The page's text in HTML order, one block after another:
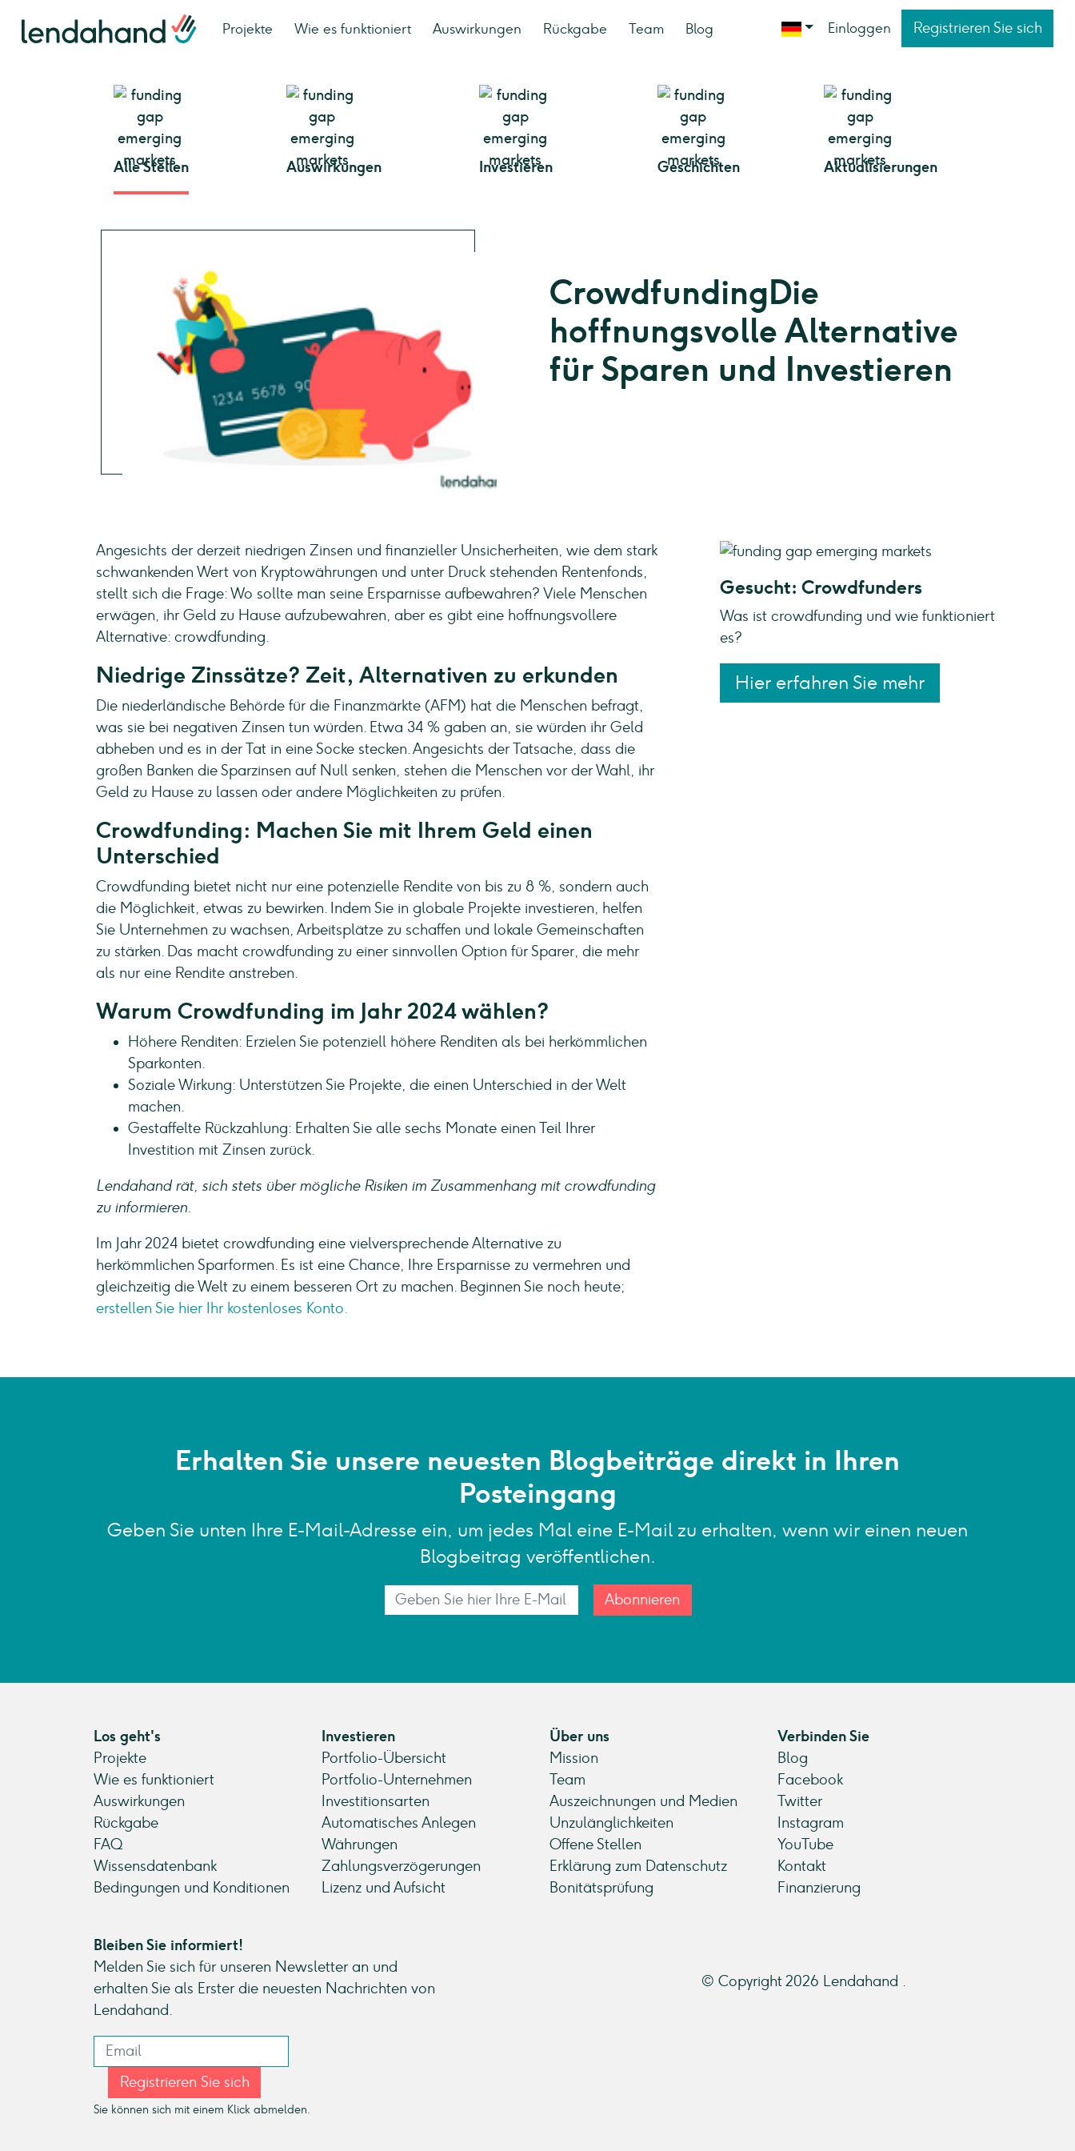
Projekte Wie es funktioniert Auswirkungen Rückgabe Team Blog Einloggen Registrieren Sie sich
Alle Stellen Auswirkungen Investieren Geschichten Aktualisierungen
CrowdfundingDie
hoffnungsvolle Alternative
für Sparen und Investieren
Angesichts der derzeit niedrigen Zinsen und finanzieller Unsicherheiten, wie dem stark
schwankenden Wert von Kryptowährungen und unter Druck stehenden Rentenfonds,
stellt sich die Frage: Wo sollte man seine Ersparnisse aufbewahren? Viele Menschen
erwägen, ihr Geld zu Hause aufzubewahren, aber es gibt eine hoffnungsvollere
Alternative: crowdfunding.
Niedrige Zinssätze? Zeit, Alternativen zu erkunden
Die niederländische Behörde für die Finanzmärkte (AFM) hat die Menschen befragt,
was sie bei negativen Zinsen tun würden. Etwa 34 % gaben an, sie würden ihr Geld
abheben und es in der Tat in eine Socke stecken. Angesichts der Tatsache, dass die
großen Banken die Sparzinsen auf Null senken, stehen die Menschen vor der Wahl, ihr
Geld zu Hause zu lassen oder andere Möglichkeiten zu prüfen.
Crowdfunding: Machen Sie mit Ihrem Geld einen
Unterschied
Crowdfunding bietet nicht nur eine potenzielle Rendite von bis zu 8 %, sondern auch
die Möglichkeit, etwas zu bewirken. Indem Sie in globale Projekte investieren, helfen
Sie Unternehmen zu wachsen, Arbeitsplätze zu schaffen und lokale Gemeinschaften
zu stärken. Das macht crowdfunding zu einer sinnvollen Option für Sparer, die mehr
als nur eine Rendite anstreben.
Warum Crowdfunding im Jahr 2024 wählen?
Höhere Renditen: Erzielen Sie potenziell höhere Renditen als bei herkömmlichen
Sparkonten.
Soziale Wirkung: Unterstützen Sie Projekte, die einen Unterschied in der Welt
machen.
Gestaffelte Rückzahlung: Erhalten Sie alle sechs Monate einen Teil Ihrer
Investition mit Zinsen zurück.
Lendahand rät, sich stets über mögliche Risiken im Zusammenhang mit crowdfunding
zu informieren.
Im Jahr 2024 bietet crowdfunding eine vielversprechende Alternative zu
herkömmlichen Sparformen. Es ist eine Chance, Ihre Ersparnisse zu vermehren und
gleichzeitig die Welt zu einem besseren Ort zu machen. Beginnen Sie noch heute;
erstellen Sie hier Ihr kostenloses Konto.
Gesucht: Crowdfunders
Was ist crowdfunding und wie funktioniert
es?
Hier erfahren Sie mehr
Erhalten Sie unsere neuesten Blogbeiträge direkt in Ihren
Posteingang
Geben Sie unten Ihre E-Mail-Adresse ein, um jedes Mal eine E-Mail zu erhalten, wenn wir einen neuen
Blogbeitrag veröffentlichen.
Abonnieren
Los geht's
Projekte
Wie es funktioniert
Auswirkungen
Rückgabe
FAQ
Wissensdatenbank
Bedingungen und Konditionen
Investieren
Portfolio-Übersicht
Portfolio-Unternehmen
Investitionsarten
Automatisches Anlegen
Währungen
Zahlungsverzögerungen
Lizenz und Aufsicht
Über uns
Mission
Team
Auszeichnungen und Medien
Unzulänglichkeiten
Offene Stellen
Erklärung zum Datenschutz
Bonitätsprüfung
Verbinden Sie
Blog
Facebook
Twitter
Instagram
YouTube
Kontakt
Finanzierung
Bleiben Sie informiert!
Melden Sie sich für unseren Newsletter an und
erhalten Sie als Erster die neuesten Nachrichten von
Lendahand.
Registrieren Sie sich
Sie können sich mit einem Klick abmelden.
© Copyright 2026 Lendahand .